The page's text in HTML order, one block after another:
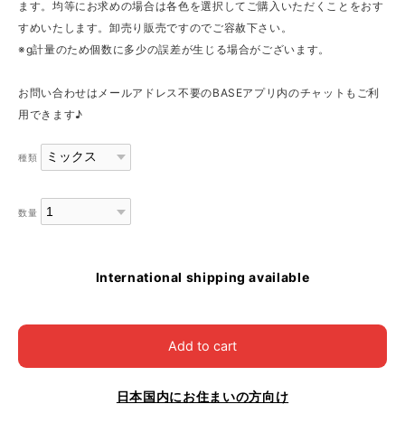
ます。均等にお求めの場合は各色を選択してご購入いただくことをおす
すめいたします。卸売り販売ですのでご容赦下さい。
※g計量のため個数に多少の誤差が生じる場合がございます。
お問い合わせはメールアドレス不要のBASEアプリ内のチャットもご利
用できます♪
種類
数量
International shipping available
Add to cart
日本国内にお住まいの方向け